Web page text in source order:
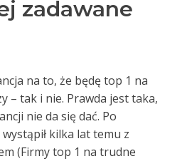
zadawane
na to, że będę top 1 na
– tak i nie. Prawda jest taka,
nie da się dać. Po
kilka lat temu z
(Firmy top 1 na trudne